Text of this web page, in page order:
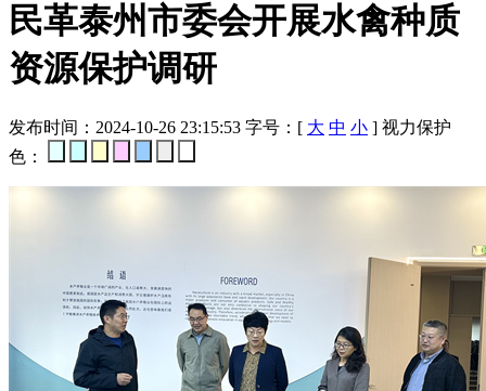
民革泰州市委会开展水禽种质
资源保护调研
发布时间：2024-10-26 23:15:53 字号：[ 大 中 小 ] 视力保护
色：